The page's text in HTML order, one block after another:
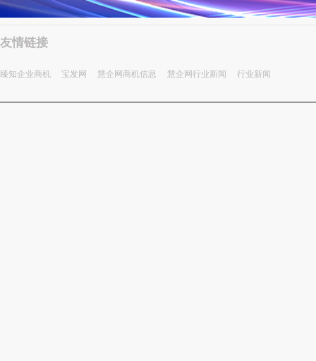
友情链接
臻知企业商机 宝发网 慧企网商机信息 慧企网行业新闻 行业新闻